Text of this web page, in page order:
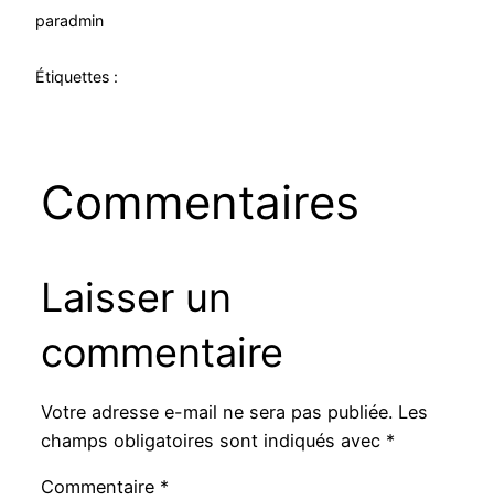
paradmin
Étiquettes :
Commentaires
Laisser un
commentaire
Votre adresse e-mail ne sera pas publiée. Les
champs obligatoires sont indiqués avec *
Commentaire *